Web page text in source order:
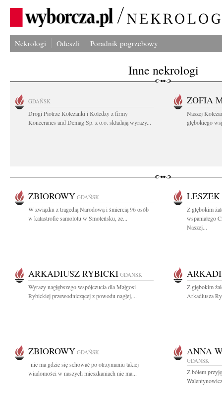
Nekrologi Odeszli Poradnik pogrzebowy
Inne nekrologi
GDAŃSK
Drogi Piotrze Koleżanki i Koledzy z firmy
Konecranes and Demag Sp. z o.o. składają wyrazy...
ZOFIA
Naszej
głębokiego
ZBIOROWY GDAŃSK
W związku z tragedią Narodową i śmiercią 96 osób
w katastrofie samolotu w Smoleńsku, ze...
Z głębokim
wspaniałego
Naszej...
ARKADIUSZ RYBICKI GDAŃSK
Wyrazy nagłębszego współczucia dla Małgosi
Rybickiej przewodniczącej z powodu nagłej,...
Z głębokim
Arkadiusza
ZBIOROWY GDAŃSK
"nie ma gdzie się schować po otrzymaniu takiej
wiadomości w naszych mieszkaniach nie ma...
ANNA
GDAŃSK
Z bólem